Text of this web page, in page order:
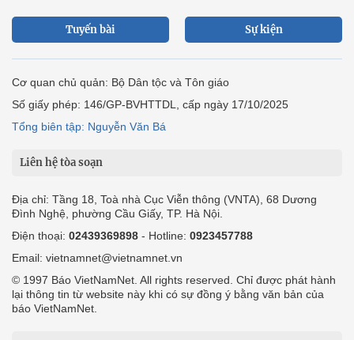
Tuyến bài Sự kiện
Cơ quan chủ quản: Bộ Dân tộc và Tôn giáo
Số giấy phép: 146/GP-BVHTTDL, cấp ngày 17/10/2025
Tổng biên tập: Nguyễn Văn Bá
Liên hệ tòa soạn
Địa chỉ: Tầng 18, Toà nhà Cục Viễn thông (VNTA), 68 Dương
Đình Nghệ, phường Cầu Giấy, TP. Hà Nội.
Điện thoại: 02439369898 - Hotline: 0923457788
Email: vietnamnet@vietnamnet.vn
© 1997 Báo VietNamNet. All rights reserved. Chỉ được phát hành
lại thông tin từ website này khi có sự đồng ý bằng văn bản của
báo VietNamNet.